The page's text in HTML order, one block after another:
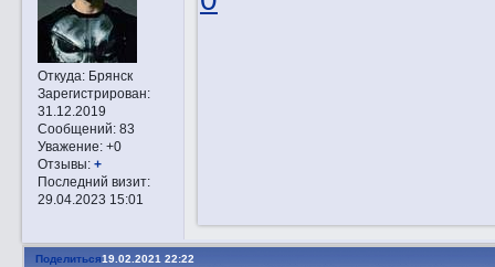
Откуда:Брянск
Зарегистрирован:
31.12.2019
Сообщений:83
Уважение: +0
Отзывы: +
Последний визит:
29.04.2023 15:01
Поделиться19.02.2021 22:22